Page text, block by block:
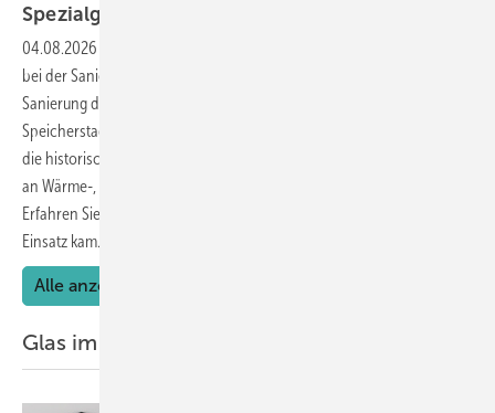
Spezialgläser für historische
04.08.2026
bei der Sanierung hohe Anforderungen an die Verglasung. Für die
Sanierung der Maschinenzentralstation in der Hamburger
Speicherstadt entwickelte Sollingglas eine objektspezifische Lösung,
die historische Optik und moderne bauphysikalische Anforderungen
an Wärme-, Schall- und Sonnenschutz miteinander verbindet.
Erfahren Sie, welche neue Lösung statt des klassischen Verkittens zum
Einsatz kam.
Alle anzeigen
Glas im Interieur